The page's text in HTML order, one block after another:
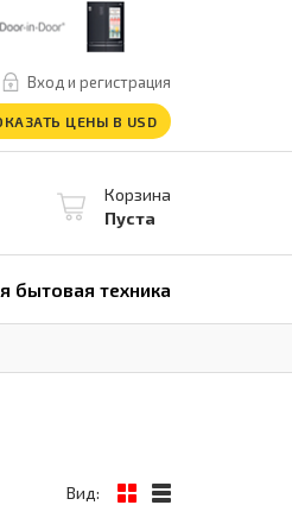
Вход и регистрация
ЦЕНЫ В USD
Корзина
Пуста
бытовая техника
Вид: